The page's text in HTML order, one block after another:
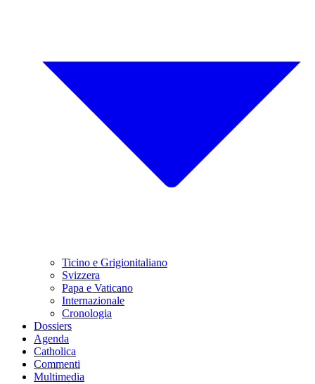
Ticino e Grigionitaliano
Svizzera
Papa e Vaticano
Internazionale
Cronologia
Dossiers
Agenda
Catholica
Commenti
Multimedia